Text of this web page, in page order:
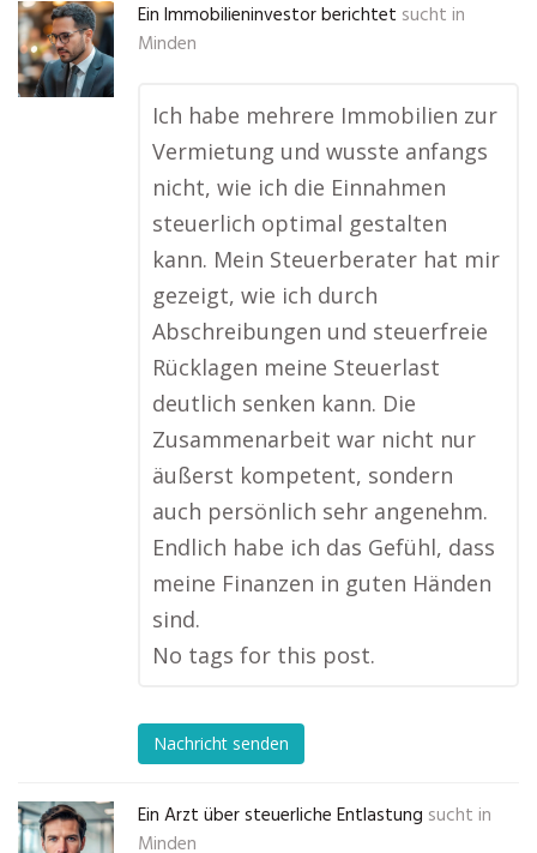
Ein Immobilieninvestor berichtet sucht in
Minden
Ich habe mehrere Immobilien zur
Vermietung und wusste anfangs
nicht, wie ich die Einnahmen
steuerlich optimal gestalten
kann. Mein Steuerberater hat mir
gezeigt, wie ich durch
Abschreibungen und steuerfreie
Rücklagen meine Steuerlast
deutlich senken kann. Die
Zusammenarbeit war nicht nur
äußerst kompetent, sondern
auch persönlich sehr angenehm.
Endlich habe ich das Gefühl, dass
meine Finanzen in guten Händen
sind.
No tags for this post.
Nachricht senden
Ein Arzt über steuerliche Entlastung sucht in
Minden